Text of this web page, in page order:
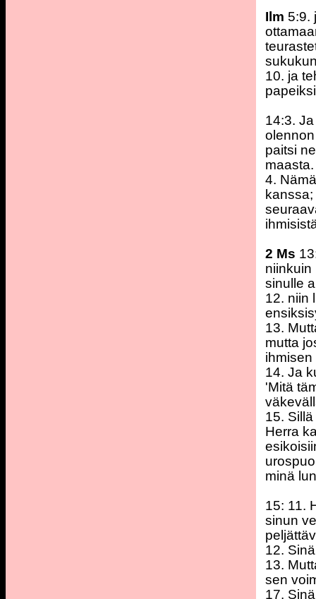
Ilm 5:9.
10. ja
14:3.
paitsi
maasta.
4.
2 Ms
niinkuin
sinulle
12. niin
13.
mutta
14. Ja
'Mitä
15.
Herra
minä
15: 11.
sinun
12.
13.
sen
17.